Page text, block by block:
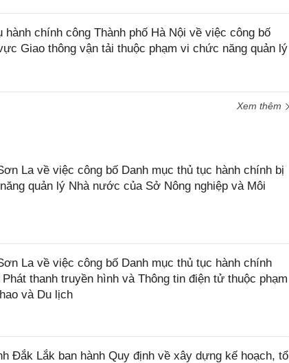
chính công Thành phố Hà Nội về việc công bố
Giao thông vận tải thuộc phạm vi chức năng quản lý
Xem thêm
La về việc công bố Danh mục thủ tục hành chính bị
quản lý Nhà nước của Sở Nông nghiệp và Môi
La về việc công bố Danh mục thủ tục hành chính
thanh truyền hình và Thông tin điện tử thuộc phạm
và Du lịch
Đắk Lắk ban hành Quy định về xây dựng kế hoạch, tổ